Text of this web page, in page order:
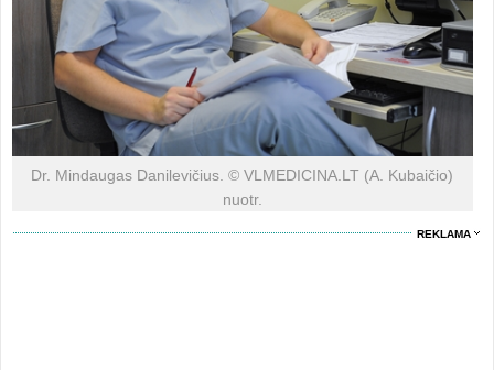
Dr. Mindaugas Danilevičius. © VLMEDICINA.LT (A. Kubaičio)
nuotr.
REKLAMA